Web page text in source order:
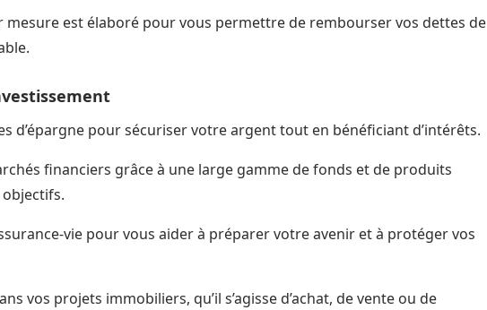
est élaboré pour vous permettre de rembourser vos dettes de
d’épargne pour sécuriser votre argent tout en bénéficiant d’intérêts.
financiers grâce à une large gamme de fonds et de produits
objectifs.
vie pour vous aider à préparer votre avenir et à protéger vos
vos projets immobiliers, qu’il s’agisse d’achat, de vente ou de